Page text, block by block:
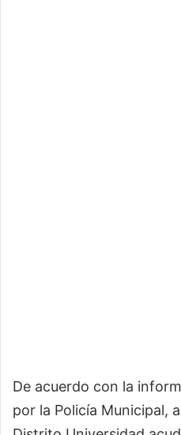
De acuerdo con la
por la Policía Municipal,